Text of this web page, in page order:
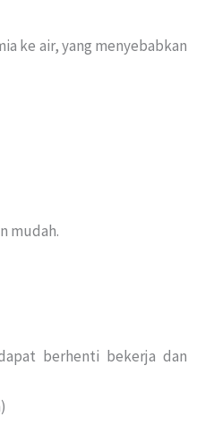
ke air, yang menyebabkan
mudah.
berhenti bekerja dan